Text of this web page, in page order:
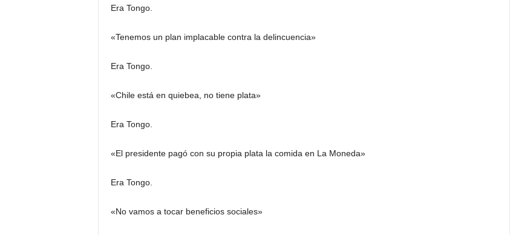
Era Tongo.
«Tenemos un plan implacable contra la delincuencia»
Era Tongo.
«Chile está en quiebea, no tiene plata»
Era Tongo.
«El presidente pagó con su propia plata la comida en La Moneda»
Era Tongo.
«No vamos a tocar beneficios sociales»